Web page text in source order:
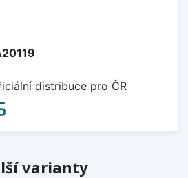
distribuce pro ČR
varianty